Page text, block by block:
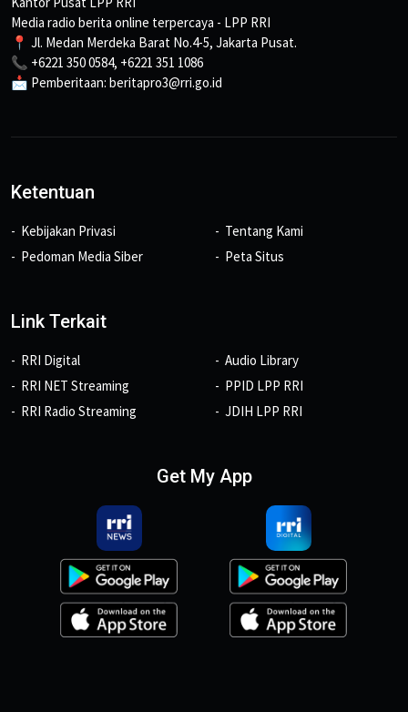
Media radio berita online terpercaya - LPP RRI
📍 Jl. Medan Merdeka Barat No.4-5, Jakarta Pusat.
📞 +6221 350 0584, +6221 351 1086
📩 Pemberitaan: beritapro3@rri.go.id
Ketentuan
Kebijakan Privasi
Pedoman Media Siber
Tentang Kami
Peta Situs
Link Terkait
RRI Digital
RRI NET Streaming
RRI Radio Streaming
Audio Library
PPID LPP RRI
JDIH LPP RRI
Get My App